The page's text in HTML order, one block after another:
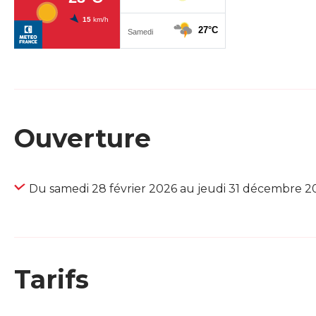
Ouverture
Du samedi 28 février 2026 au jeudi 31 décembre
Tarifs